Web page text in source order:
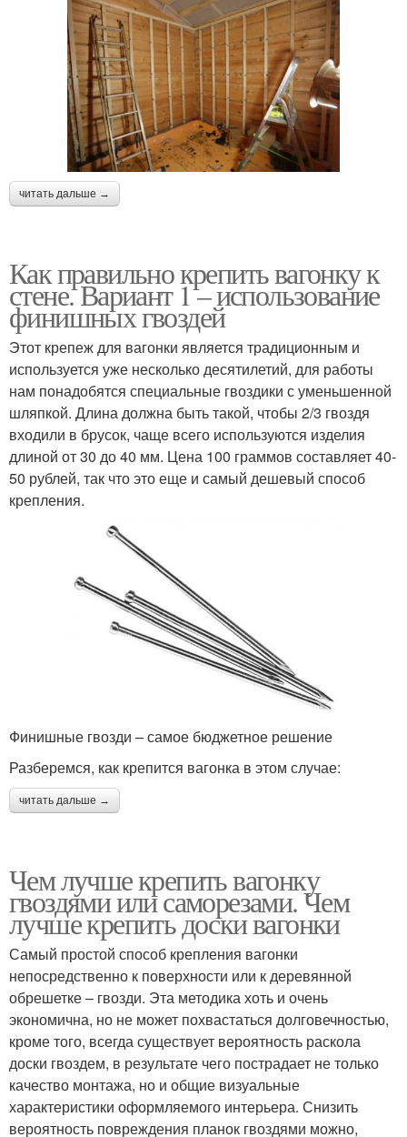
читать дальше →
Как правильно крепить вагонку к
стене. Вариант 1 – использование
финишных гвоздей
Этот крепеж для вагонки является традиционным и
используется уже несколько десятилетий, для работы
нам понадобятся специальные гвоздики с уменьшенной
шляпкой. Длина должна быть такой, чтобы 2/3 гвоздя
входили в брусок, чаще всего используются изделия
длиной от 30 до 40 мм. Цена 100 граммов составляет 40-
50 рублей, так что это еще и самый дешевый способ
крепления.
Финишные гвозди – самое бюджетное решение
Разберемся, как крепится вагонка в этом случае:
читать дальше →
Чем лучше крепить вагонку
гвоздями или саморезами. Чем
лучше крепить доски вагонки
Самый простой способ крепления вагонки
непосредственно к поверхности или к деревянной
обрешетке – гвозди. Эта методика хоть и очень
экономична, но не может похвастаться долговечностью,
кроме того, всегда существует вероятность раскола
доски гвоздем, в результате чего пострадает не только
качество монтажа, но и общие визуальные
характеристики оформляемого интерьера. Снизить
вероятность повреждения планок гвоздями можно,